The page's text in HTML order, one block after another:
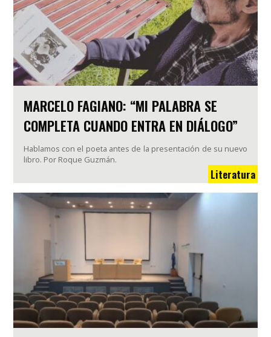
MARCELO FAGIANO: “MI PALABRA SE
COMPLETA CUANDO ENTRA EN DIÁLOGO”
Hablamos con el poeta antes de la presentación de su nuevo
libro. Por Roque Guzmán.
Literatura